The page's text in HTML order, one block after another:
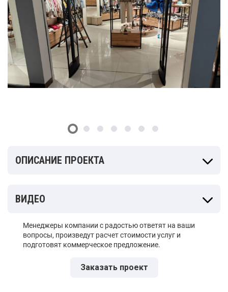
Менеджеры компании с радостью ответят на ваши
вопросы, произведут расчет стоимости услуг и
подготовят коммерческое предложение.
Заказать проект
ОПИСАНИЕ ПРОЕКТА
ВИДЕО